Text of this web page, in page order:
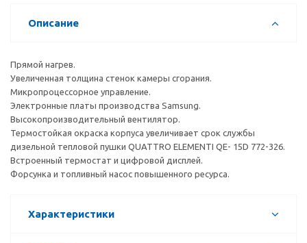
Описание
Прямой нагрев.
Увеличенная толщина стенок камеры сгорания.
Микропроцессорное управление.
Электронные платы производства Samsung.
Высокопроизводительный вентилятор.
Термостойкая окраска корпуса увеличивает срок службы
дизельной тепловой пушки QUATTRO ELEMENTI QE- 15D 772-326.
Встроенный термостат и цифровой дисплей.
Форсунка и топливный насос повышенного ресурса.
Характеристики